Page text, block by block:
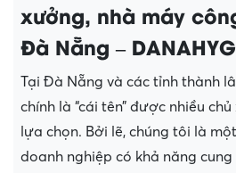
xưởng, nhà máy
Đà Nẵng – DANAHYG
Tại Đà Nẵng và các tỉnh thành
chính là “cái tên” được nhiều
lựa chọn. Bởi lẽ, chúng tôi là
doanh nghiệp có khả năng cung